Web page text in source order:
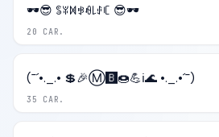
20 CAR.
🕶️😎 ꌚꐟꁒꃃꆂ꒒ꂑꏸ 😎🕶️
35 CAR.
(¯´•._.• 💲🎉Ⓜ️🅱️🍩💪ℹ️🌊 •._.•´¯)